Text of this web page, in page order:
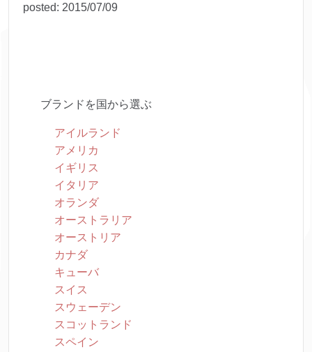
posted: 2015/07/09
ブランドを国から選ぶ
アイルランド
アメリカ
イギリス
イタリア
オランダ
オーストラリア
オーストリア
カナダ
キューバ
スイス
スウェーデン
スコットランド
スペイン